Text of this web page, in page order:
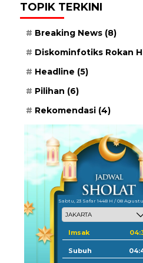
TOPIK TERKINI
Breaking News (8)
Diskominfotiks Rokan
Headline (5)
Pilihan (6)
Rekomendasi (4)
Sabtu, 23 Safar 1448 H / 08
Imsak
Subuh